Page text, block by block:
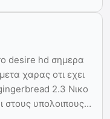
desire hd σημερα
χαρας οτι εχει
2.3 Νικο
στους υπολοιπους…